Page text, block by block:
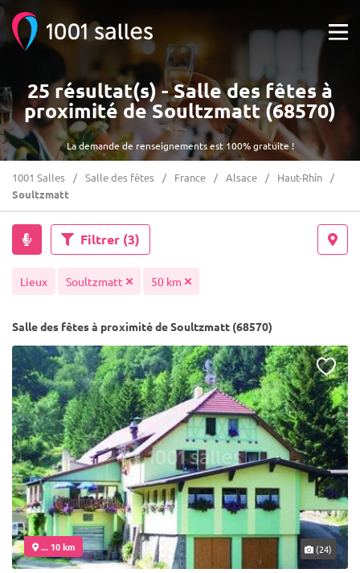
La demande de renseignements est 100% gratuite !
25 résultat(s) - Salle des fêtes à
proximité de Soultzmatt (68570)
1001 Salles Salle des fêtes France Alsace
Haut-Rhin
Soultzmatt
Filtrer (3)
Lieux Soultzmatt 50 km
Salle des fêtes à proximité de Soultzmatt (68570)
... 10 km (24)